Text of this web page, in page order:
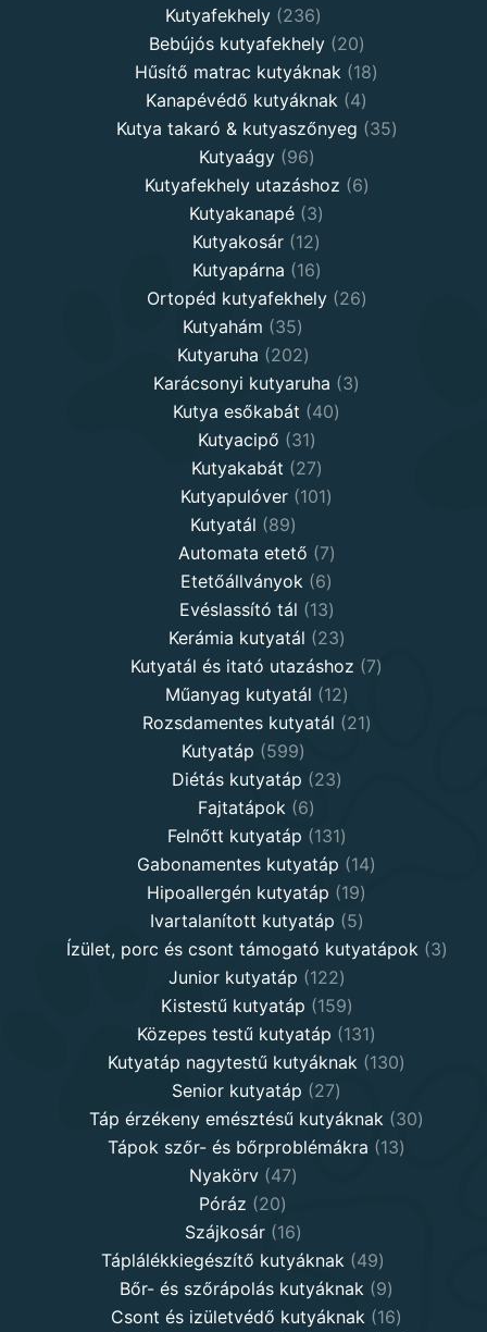
products
Kutyafekhely 236236
products
Bebújós kutyafekhely 2020
products
Hűsítő matrac kutyáknak 1818
Kanapévédő kutyáknak 44
products
Kutya takaró & kutyaszőnyeg 3535
Kutyaágy 9696
products
Kutyafekhely utazáshoz 66
Kutyakanapé 33
products
Kutyakosár 1212
products
Kutyapárna 1616
products
Ortopéd kutyafekhely 2626
Kutyahám 3535
products
Kutyaruha 202202
products
Karácsonyi kutyaruha 33
Kutya esőkabát 4040
Kutyacipő 3131
products
Kutyakabát 2727
products
Kutyapulóver 101101
Kutyatál 8989
products
Automata etető 77
products
Etetőállványok 66
products
Evéslassító tál 1313
products
Kerámia kutyatál 2323
products
Kutyatál és itató utazáshoz 77
Műanyag kutyatál 1212
products
Rozsdamentes kutyatál 2121
Kutyatáp 599599
products
Diétás kutyatáp 2323
Fajtatápok 66
products
Felnőtt kutyatáp 131131
products
Gabonamentes kutyatáp 1414
Hipoallergén kutyatáp 1919
products
Ivartalanított kutyatáp 55
products
Ízület, porc és csont támogató kutyatápok 33
Junior kutyatáp 122122
products
Kistestű kutyatáp 159159
products
Közepes testű kutyatáp 131131
products
Kutyatáp nagytestű kutyáknak 130130
Senior kutyatáp 2727
products
Táp érzékeny emésztésű kutyáknak 3030
Tápok szőr- és bőrproblémákra 1313
Nyakörv 4747
Póráz 2020
products
Szájkosár 1616
products
Táplálékkiegészítő kutyáknak 4949
products
Bőr- és szőrápolás kutyáknak 99
products
Csont és izületvédő kutyáknak 1616